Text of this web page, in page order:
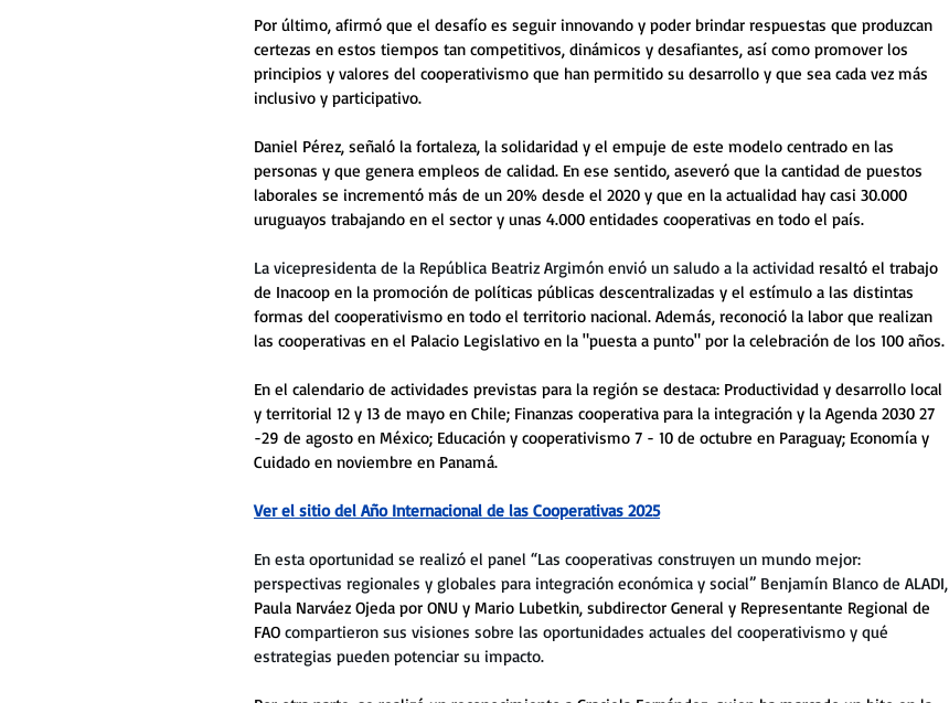
Por último, afirmó que el desafío es seguir innovando y poder brindar respuestas que produzcan
certezas en estos tiempos tan competitivos, dinámicos y desafiantes, así como promover los
principios y valores del cooperativismo que han permitido su desarrollo y que sea cada vez más
inclusivo y participativo.
Daniel Pérez, señaló la fortaleza, la solidaridad y el empuje de este modelo centrado en las
personas y que genera empleos de calidad. En ese sentido, aseveró que la cantidad de puestos
laborales se incrementó más de un 20% desde el 2020 y que en la actualidad hay casi 30.000
uruguayos trabajando en el sector y unas 4.000 entidades cooperativas en todo el país.
La vicepresidenta de la República Beatriz Argimón envió un saludo a la actividad resaltó el trabajo
de Inacoop en la promoción de políticas públicas descentralizadas y el estímulo a las distintas
formas del cooperativismo en todo el territorio nacional. Además, reconoció la labor que realizan
las cooperativas en el Palacio Legislativo en la "puesta a punto" por la celebración de los 100 años.
En el calendario de actividades previstas para la región se destaca: Productividad y desarrollo local
y territorial 12 y 13 de mayo en Chile; Finanzas cooperativa para la integración y la Agenda 2030 27
-29 de agosto en México; Educación y cooperativismo 7 - 10 de octubre en Paraguay; Economía y
Cuidado en noviembre en Panamá.
Ver el sitio del Año Internacional de las Cooperativas 2025
En esta oportunidad se realizó el panel “Las cooperativas construyen un mundo mejor:
perspectivas regionales y globales para integración económica y social” Benjamín Blanco de ALADI,
Paula Narváez Ojeda por ONU y Mario Lubetkin, subdirector General y Representante Regional de
FAO compartieron sus visiones sobre las oportunidades actuales del cooperativismo y qué
estrategias pueden potenciar su impacto.